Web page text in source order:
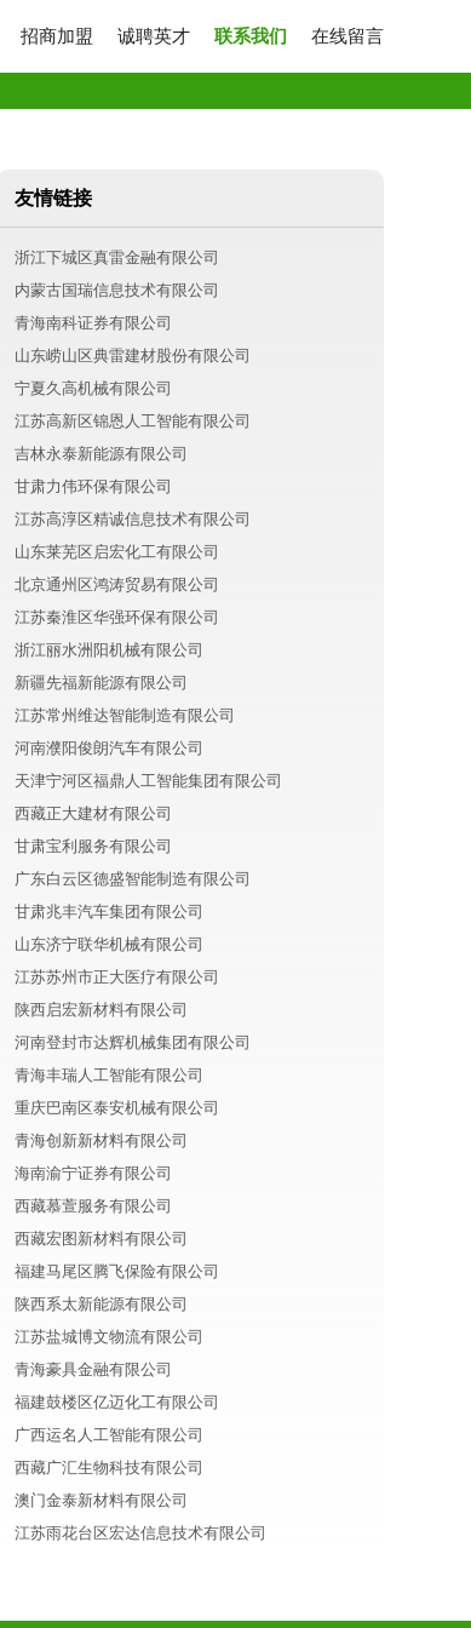
招商加盟 诚聘英才 联系我们 在线留言
友情链接
浙江下城区真雷金融有限公司
内蒙古国瑞信息技术有限公司
青海南科证券有限公司
山东崂山区典雷建材股份有限公司
宁夏久高机械有限公司
江苏高新区锦恩人工智能有限公司
吉林永泰新能源有限公司
甘肃力伟环保有限公司
江苏高淳区精诚信息技术有限公司
山东莱芜区启宏化工有限公司
北京通州区鸿涛贸易有限公司
江苏秦淮区华强环保有限公司
浙江丽水洲阳机械有限公司
新疆先福新能源有限公司
江苏常州维达智能制造有限公司
河南濮阳俊朗汽车有限公司
天津宁河区福鼎人工智能集团有限公司
西藏正大建材有限公司
甘肃宝利服务有限公司
广东白云区德盛智能制造有限公司
甘肃兆丰汽车集团有限公司
山东济宁联华机械有限公司
江苏苏州市正大医疗有限公司
陕西启宏新材料有限公司
河南登封市达辉机械集团有限公司
青海丰瑞人工智能有限公司
重庆巴南区泰安机械有限公司
青海创新新材料有限公司
海南渝宁证券有限公司
西藏慕萱服务有限公司
西藏宏图新材料有限公司
福建马尾区腾飞保险有限公司
陕西系太新能源有限公司
江苏盐城博文物流有限公司
青海豪具金融有限公司
福建鼓楼区亿迈化工有限公司
广西运名人工智能有限公司
西藏广汇生物科技有限公司
澳门金泰新材料有限公司
江苏雨花台区宏达信息技术有限公司